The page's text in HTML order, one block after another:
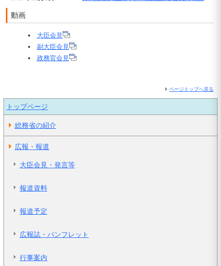
動画
大臣会見
副大臣会見
政務官会見
ページトップへ戻る
トップページ
総務省の紹介
広報・報道
大臣会見・発言等
報道資料
報道予定
広報誌・パンフレット
行事案内